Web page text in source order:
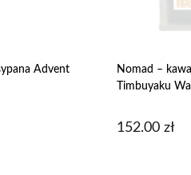
Advent
Nomad –
Timbuyaku
152.00 zł